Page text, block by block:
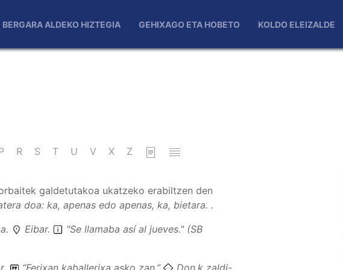
BERGARA ALDEKO HIZTEGIA GEHIXAGO ETA HOBETO KOLDO ELEIZALDE
R S T U V X Z
galdetutakoa ukatzeko erabiltzen den
doa: ka, apenas edo apenas, ka, bietara. .
. Eibar.
"Se llamaba así al jueves." (SB
“Ferixan kaballerixa asko zan.”
Don.k zaldi-